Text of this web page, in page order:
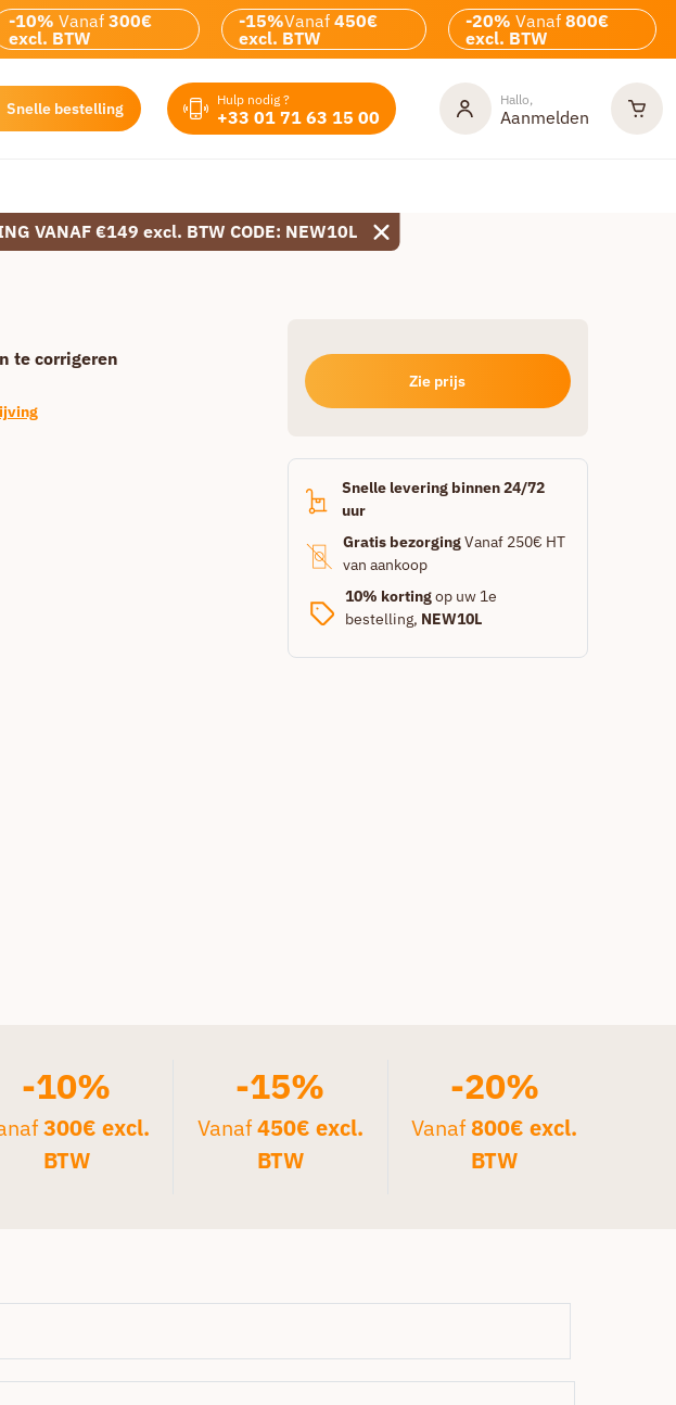
-10% Vanaf 300€
excl. BTW
-15%Vanaf 450€
excl. BTW
-20% Vanaf 800€
excl. BTW
Snelle bestelling Hulp nodig ?
+33 01 71 63 15 00
Hallo,
Aanmelden
VANAF €149 excl. BTW CODE: NEW10L
te corrigeren
Zie prijs
Snelle levering binnen 24/72
uur
Gratis bezorgingVanaf 250€ HT
van aankoop
10% kortingop uw 1e
bestelling, NEW10L
-10%
300€ excl.
BTW
-15%
Vanaf450€ excl.
BTW
-20%
Vanaf800€ excl.
BTW